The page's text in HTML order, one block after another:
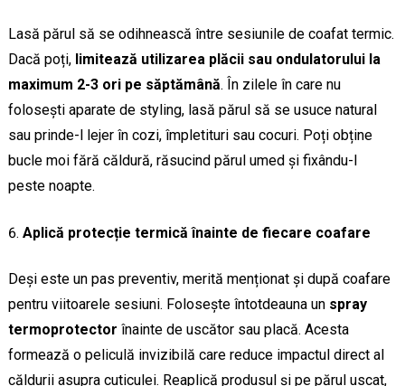
Lasă părul să se odihnească între sesiunile de coafat termic.
Dacă poți, limitează utilizarea plăcii sau ondulatorului la
maximum 2-3 ori pe săptămână. În zilele în care nu
folosești aparate de styling, lasă părul să se usuce natural
sau prinde-l lejer în cozi, împletituri sau cocuri. Poți obține
bucle moi fără căldură, răsucind părul umed și fixându-l
peste noapte.
Aplică protecție termică înainte de fiecare coafare
Deși este un pas preventiv, merită menționat și după coafare
pentru viitoarele sesiuni. Folosește întotdeauna un spray
termoprotector înainte de uscător sau placă. Acesta
formează o peliculă invizibilă care reduce impactul direct al
căldurii asupra cuticulei. Reaplică produsul și pe părul uscat,